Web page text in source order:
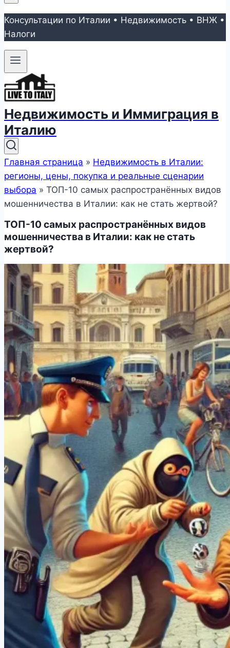
Консультации по Италии • Недвижимость • ВНЖ •
Налоги
Недвижимость и Иммиграция в
Италию
Главная страница » Недвижимость в Италии:
регионы, цены, покупка и реальные сценарии
выбора » ТОП-10 самых распространённых видов
мошенничества в Италии: как не стать жертвой?
ТОП-10 самых распространённых видов
мошенничества в Италии: как не стать
жертвой?